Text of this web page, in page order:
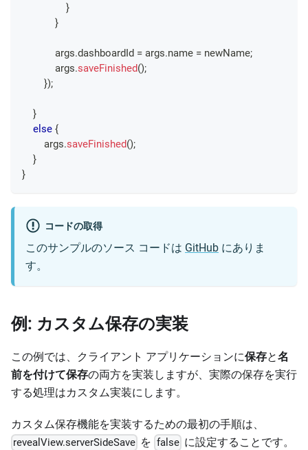
}
}
            args
.dashboardId = args.name = newName;
            args
.saveFinished();
});
}
else {
        args
.saveFinished();
}
}
コードの取得
このサンプルのソース コードは GitHub にありま
す。
例: カスタム保存の実装
この例では、クライアント アプリケーションに保存と名
前を付けて保存の両方を実装しますが、実際の保存を実行
する処理はカスタム実装にします。
カスタム保存機能を実装するための最初の手順は、
revealView.serverSideSave を false に設定することです。